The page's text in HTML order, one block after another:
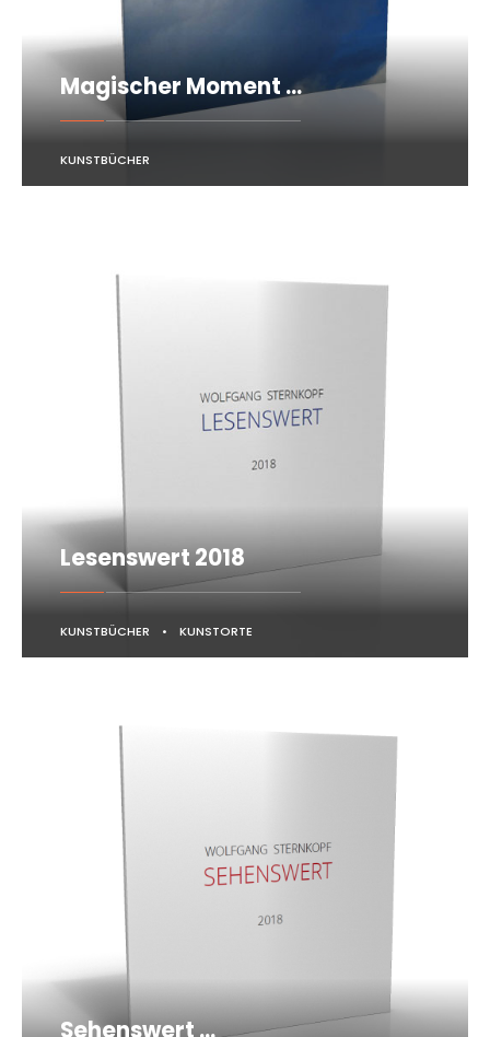
Magischer Moment …
KUNSTBÜCHER
Lesenswert 2018
KUNSTBÜCHER • KUNSTORTE
Sehenswert …